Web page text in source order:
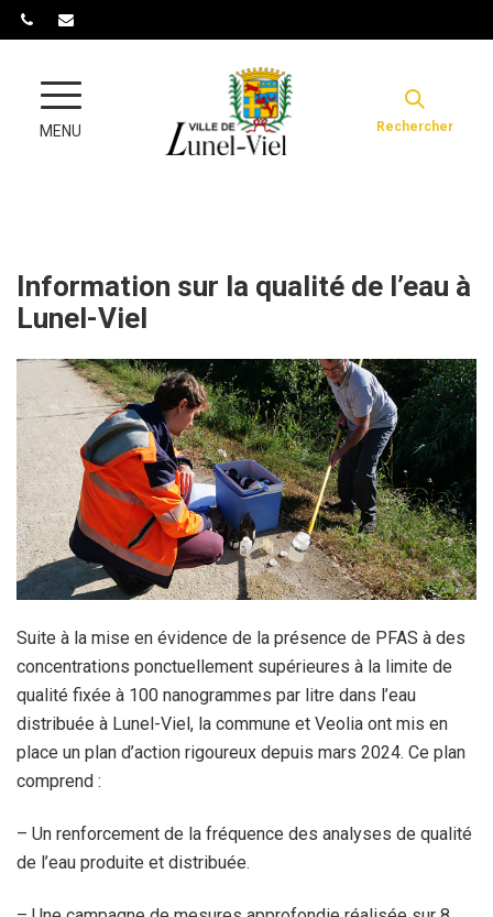
MENU Rechercher
Information sur la qualité de l’eau à
Lunel-Viel
Suite à la mise en évidence de la présence de PFAS à des
concentrations ponctuellement supérieures à la limite de
qualité fixée à 100 nanogrammes par litre dans l’eau
distribuée à Lunel-Viel, la commune et Veolia ont mis en
place un plan d’action rigoureux depuis mars 2024. Ce plan
comprend :
– Un renforcement de la fréquence des analyses de qualité
de l’eau produite et distribuée.